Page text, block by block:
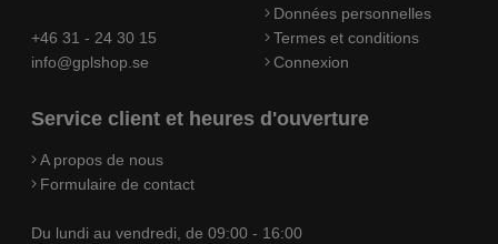
+46 31 - 24 30 15
info@gplshop.se
Données personnelles
Termes et conditions
Connexion
Service client et heures d'ouverture
A propos de nous
Formulaire de contact
Du lundi au vendredi, de 09:00 - 16:00